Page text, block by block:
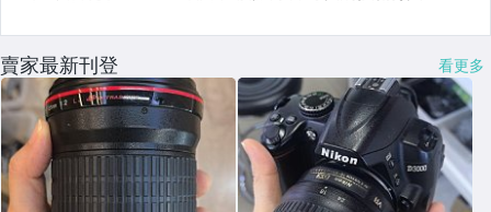
賣家最新刊登 看更多